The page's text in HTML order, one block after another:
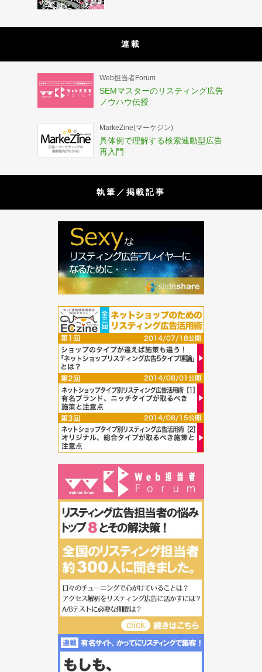
連載
Web担当者Forum
SEMマスターのリスティング広告
ノウハウ伝授
MarkeZine(マーケジン)
具体例で理解する検索連動型広告
再入門
執筆／掲載記事